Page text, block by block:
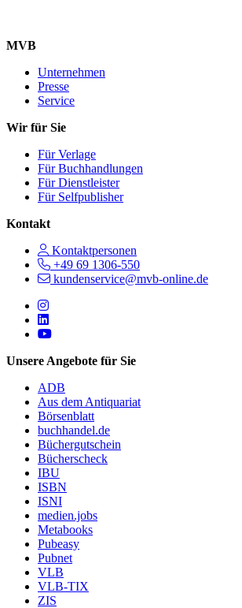
MVB
Unternehmen
Presse
Service
Wir für Sie
Für Verlage
Für Buchhandlungen
Für Dienstleister
Für Selfpublisher
Kontakt
Kontaktpersonen
+49 69 1306-550
kundenservice@mvb-online.de
Follow us on https://
Follow us on https://
Follow us on https://
Unsere Angebote für Sie
ADB
Aus dem Antiquariat
Börsenblatt
buchhandel.de
Büchergutschein
Bücherscheck
IBU
ISBN
ISNI
medien.jobs
Metabooks
Pubeasy
Pubnet
VLB
VLB-TIX
ZIS